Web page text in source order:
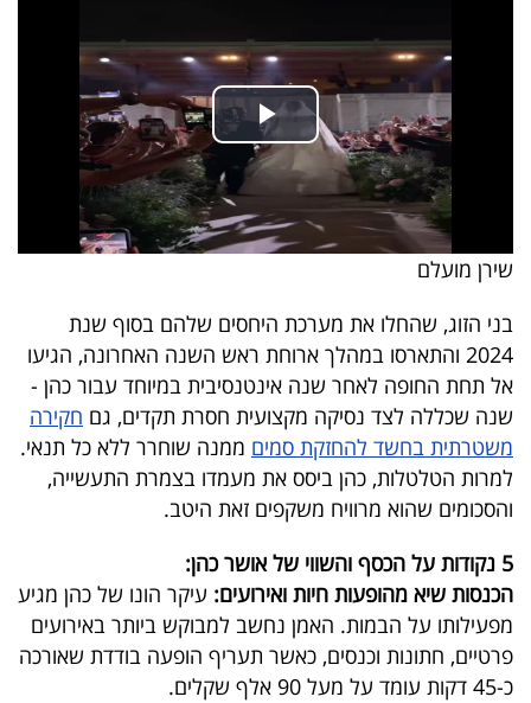
הכלכלי
פודקאסט
UNDER
שיתופי
פעולה
דרושים
ניוזלטרים
מייל
אדום
שירן מועלם
בני הזוג, שהחלו את מערכת היחסים שלהם בסוף שנת
2024 והתארסו במהלך ארוחת ראש השנה האחרונה, הגיעו
אל תחת החופה לאחר שנה אינטנסיבית במיוחד עבור כהן -
שנה שכללה לצד נסיקה מקצועית חסרת תקדים, גם חקירה
משטרתית בחשד להחזקת סמים ממנה שוחרר ללא כל תנאי.
למרות הטלטלות, כהן ביסס את מעמדו בצמרת התעשייה,
והסכומים שהוא מרוויח משקפים זאת היטב.
5 נקודות על הכסף והשווי של אושר כהן:
הכנסות שיא מהופעות חיות ואירועים: עיקר הונו של כהן מגיע
מפעילותו על הבמות. האמן נחשב למבוקש ביותר באירועים
פרטיים, חתונות וכנסים, כאשר תעריף הופעה בודדת שאורכה
כ-45 דקות עומד על מעל 90 אלף שקלים.